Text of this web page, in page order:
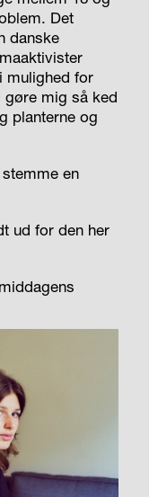
Det
danske
mulighed for
gøre mig så ked
planterne og
en
ud for den her